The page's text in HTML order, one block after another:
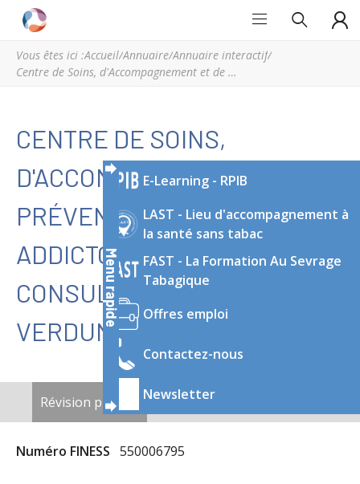
Est
Addictions
régional
de
en
addictologie
du
Est
Menu rapide
E-Learning - RPIB
LAST - Lieu d'accompagnement à
la santé sans tabac
FAST - La Formation Au Sevrage
Tabagique
Offres emploi
Contactez-nous
Newsletter
Vous êtes ici :Accueil/Annuaire/Annuaire interactif/
Centre de Soins, d'Accompagnement et de Prévention en Addictologie - Consultation avancée de Verdun
CENTRE DE SOINS,
D'ACCOMPAGNEMENT ET DE
PRÉVENTION EN
ADDICTOLOGIE -
CONSULTATION AVANCÉE DE
VERDUN
ONGLETS
Révision publiée (onglet actif)
Nouveau brouillon
Numéro FINESS 550006795